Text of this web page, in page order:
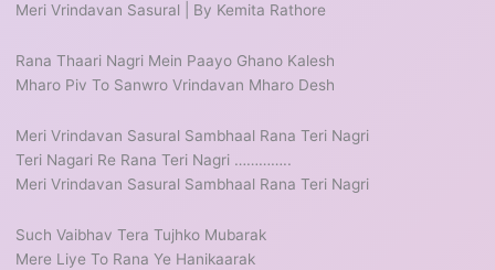
Meri Vrindavan Sasural | By Kemita Rathore
Rana Thaari Nagri Mein Paayo Ghano Kalesh
Mharo Piv To Sanwro Vrindavan Mharo Desh
Meri Vrindavan Sasural Sambhaal Rana Teri Nagri
Teri Nagari Re Rana Teri Nagri …………..
Meri Vrindavan Sasural Sambhaal Rana Teri Nagri
Such Vaibhav Tera Tujhko Mubarak
Mere Liye To Rana Ye Hanikaarak